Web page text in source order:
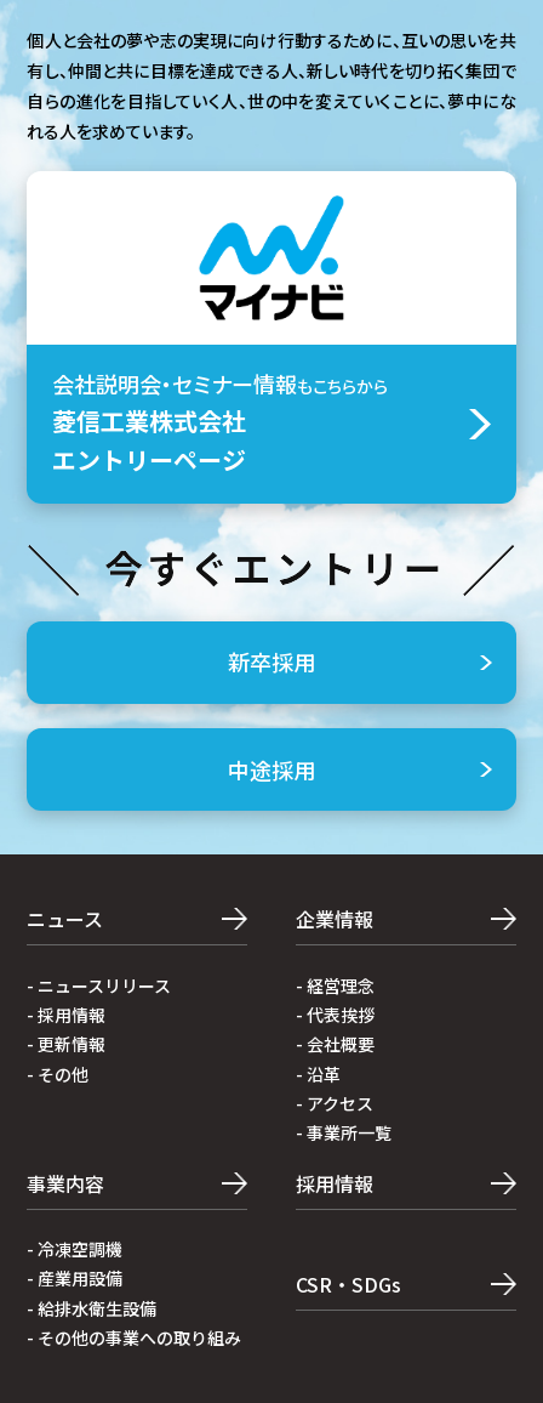
個⼈と会社の夢や志の実現に向け⾏動するために、互いの思いを共
有し、仲間と共に⽬標を達成できる⼈、新しい時代を切り拓く集団で
⾃らの進化を⽬指していく⼈、世の中を変えていくことに、夢中にな
れる⼈を求めています。
会社説明会・セミナー情報もこちらから
菱信工業株式会社
エントリーページ
新卒採用
中途採用
ニュース
- ニュースリリース
- 採⽤情報
- 更新情報
- その他
企業情報
- 経営理念
- 代表挨拶
- 会社概要
- 沿⾰
- アクセス
- 事業所⼀覧
事業内容
- 冷凍空調機
- 産業⽤設備
- 給排⽔衛⽣設備
- その他の事業への取り組み
採用情報
CSR・SDGs